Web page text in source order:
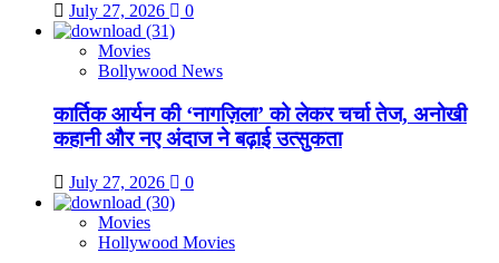
July 27, 2026 0
Movies
Bollywood News
कार्तिक आर्यन की ‘नागज़िला’ को लेकर चर्चा तेज, अनोखी
कहानी और नए अंदाज ने बढ़ाई उत्सुकता
July 27, 2026 0
Movies
Hollywood Movies